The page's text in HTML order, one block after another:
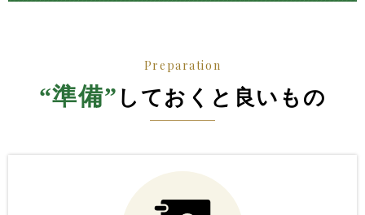
Preparation
“準備” しておくと良いもの